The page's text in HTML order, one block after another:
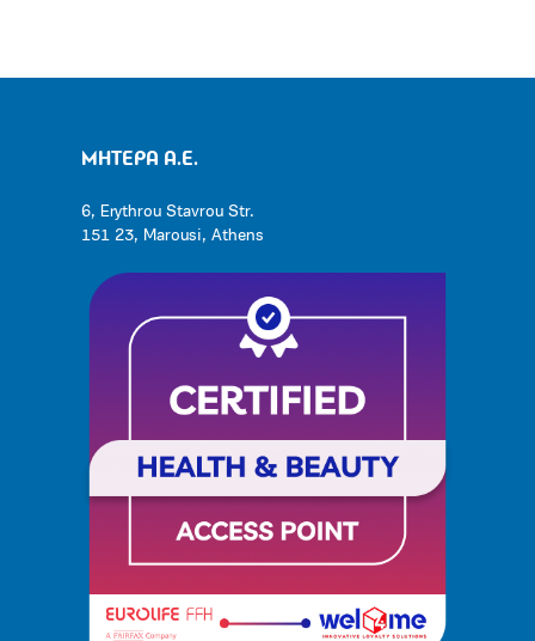
ΜΗΤΕΡΑ Α.Ε.
6, Erythrou Stavrou Str.
151 23, Marousi, Athens